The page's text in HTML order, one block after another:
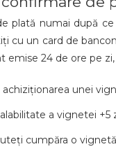
plată numai după
cu un card de
24 de ore pe zi,
achiziționarea unei
a vignetei +5
cumpăra o